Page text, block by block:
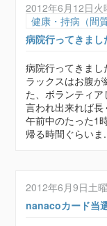
2012年6月12日火
健康・持病（間
病院行ってきま
病院行ってきま
ラックスはお腹
た、ボランティ
言われ出来れば
午前中のたった1
帰る時間ぐらいま
2012年6月9日土
nanacoカード当